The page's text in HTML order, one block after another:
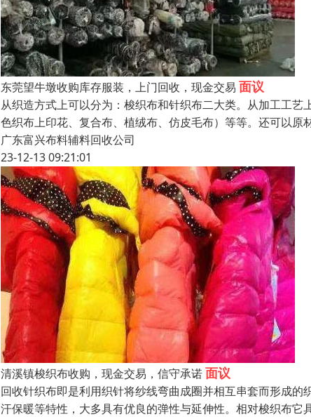
东莞望牛墩收购库存服装，上门回收，现金交易 面议
从织造方式上可以分为：梭织布和针织布二大类。从加工工
色织布上印花、复合布、植绒布、仿皮毛布）等等。还可以
广东富兴布料辅料回收公司
23-12-13 09:21:01
清溪镇梭织布收购，现金交易，信守承诺面议
回收针织布即是利用织针将纱线弯曲成圈并相互串套而形成
汗保暖等特性，大多具有优良的弹性与延伸性。相对梭织布